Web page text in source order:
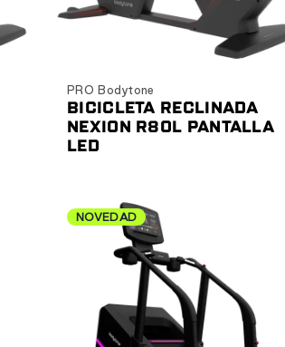
Ver producto
PRO Bodytone
BICICLETA RECLINADA
NEXION R80L PANTALLA
LED
NOVEDAD